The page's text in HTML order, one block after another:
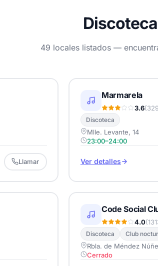
49 locales listados —
Llamar
Marmarela
3.6
Discoteca
Mlle. Levante, 14
23:00–24:00
Ver detalles
Code Social
4.0
Discoteca Club
Rbla. de Méndez
Cerrado